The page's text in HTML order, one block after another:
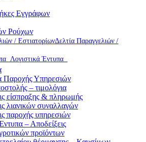
Εγγράφων
Ρούχων
Δελτία Παραγγελιών /
Λογιστικά Έντυπα
Παροχής Υπηρεσιών
– τιμολόγια
είσπραξης & πληρωμής
λιανικών συναλλαγών
παροχής υπηρεσιών
– Αποδείξεις
προϊόντων